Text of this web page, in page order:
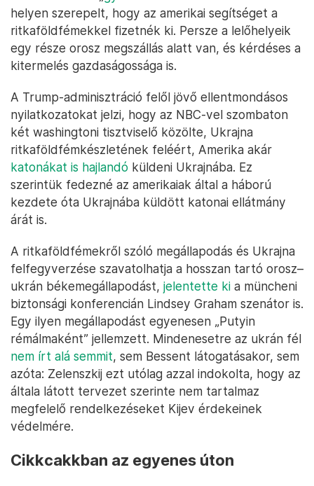
helyen szerepelt, hogy az amerikai segítséget a
ritkaföldfémekkel fizetnék ki. Persze a lelőhelyeik
egy része orosz megszállás alatt van, és kérdéses a
kitermelés gazdaságossága is.
A Trump-adminisztráció felől jövő ellentmondásos
nyilatkozatokat jelzi, hogy az NBC-vel szombaton
két washingtoni tisztviselő közölte, Ukrajna
ritkaföldfémkészletének feléért, Amerika akár
katonákat is hajlandó küldeni Ukrajnába. Ez
szerintük fedezné az amerikaiak által a háború
kezdete óta Ukrajnába küldött katonai ellátmány
árát is.
A ritkaföldfémekről szóló megállapodás és Ukrajna
felfegyverzése szavatolhatja a hosszan tartó orosz–
ukrán békemegállapodást, jelentette ki a müncheni
biztonsági konferencián Lindsey Graham szenátor is.
Egy ilyen megállapodást egyenesen „Putyin
rémálmaként” jellemzett. Mindenesetre az ukrán fél
nem írt alá semmit, sem Bessent látogatásakor, sem
azóta: Zelenszkij ezt utólag azzal indokolta, hogy az
általa látott tervezet szerinte nem tartalmaz
megfelelő rendelkezéseket Kijev érdekeinek
védelmére.
Cikkcakkban az egyenes úton